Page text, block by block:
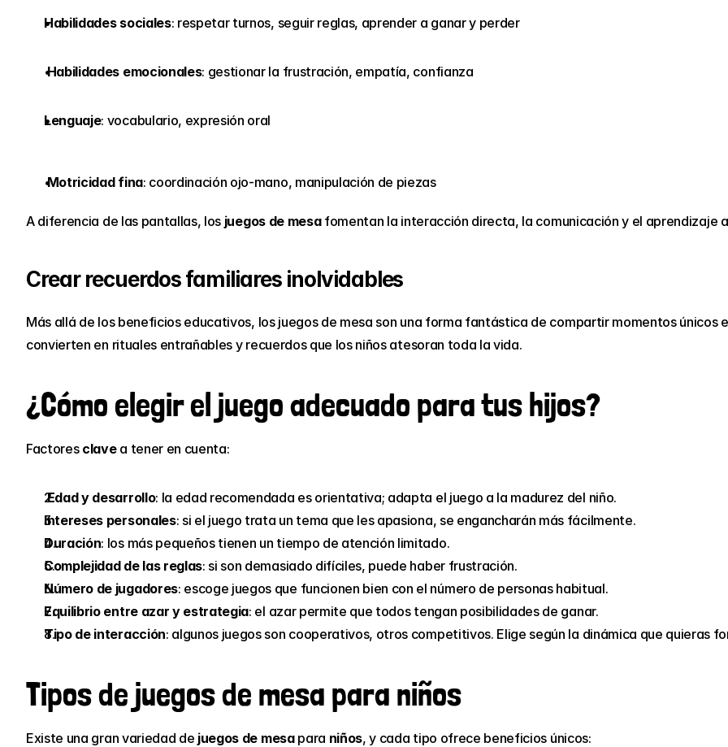
Habilidades sociales: respetar turnos, seguir reglas, aprender a ganar y perder
Habilidades emocionales: gestionar la frustración, empatía, confianza
Lenguaje: vocabulario, expresión oral
Motricidad fina: coordinación ojo-mano, manipulación de piezas
A diferencia de las pantallas, los juegos de mesa fomentan la interacción directa, la comunicación y el aprendizaje
Crear recuerdos familiares inolvidables
Más allá de los beneficios educativos, los juegos de mesa son una forma fantástica de compartir momentos únicos
convierten en rituales entrañables y recuerdos que los niños atesoran toda la vida.
¿Cómo elegir el juego adecuado para tus hijos?
Factores clave a tener en cuenta:
Edad y desarrollo: la edad recomendada es orientativa; adapta el juego a la madurez del niño.
Intereses personales: si el juego trata un tema que les apasiona, se engancharán más fácilmente.
Duración: los más pequeños tienen un tiempo de atención limitado.
Complejidad de las reglas: si son demasiado difíciles, puede haber frustración.
Número de jugadores: escoge juegos que funcionen bien con el número de personas habitual.
Equilibrio entre azar y estrategia: el azar permite que todos tengan posibilidades de ganar.
Tipo de interacción: algunos juegos son cooperativos, otros competitivos. Elige según la dinámica que quieras
Tipos de juegos de mesa para niños
Existe una gran variedad de juegos de mesa para niños, y cada tipo ofrece beneficios únicos: